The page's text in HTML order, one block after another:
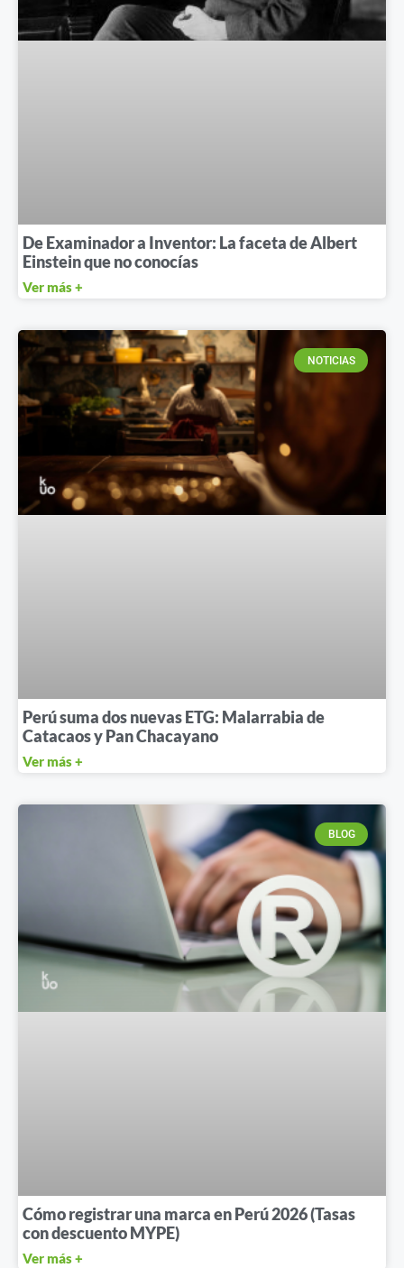
De Examinador a Inventor: La faceta de Albert
Einstein que no conocías
Ver más +
NOTICIAS
Perú suma dos nuevas ETG: Malarrabia de
Catacaos y Pan Chacayano
Ver más +
BLOG
Cómo registrar una marca en Perú 2026 (Tasas
con descuento MYPE)
Ver más +